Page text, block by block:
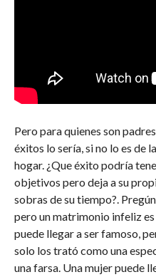
Pero para quienes son
éxitos lo sería, si no lo es de
hogar. ¿Que éxito podría
objetivos pero deja a su
sobras de su tiempo?.
pero un matrimonio infeliz
puede llegar a ser famoso,
solo los trató como una
una farsa. Una mujer puede